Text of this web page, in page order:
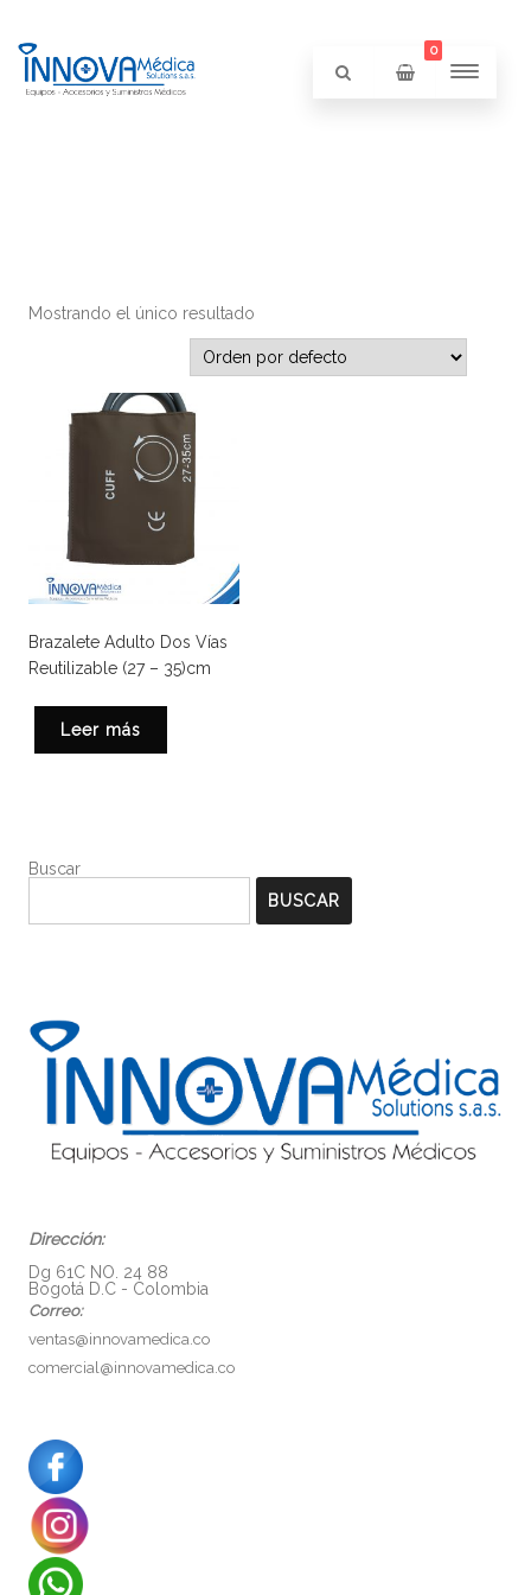
0
Mostrando el único resultado
Brazalete Adulto Dos Vías
Reutilizable (27 – 35)cm
Leer más
Buscar
BUSCAR
Dirección:
Dg 61C NO. 24 88
Bogotá D.C - Colombia
Correo:
ventas@innovamedica.co
comercial@innovamedica.co